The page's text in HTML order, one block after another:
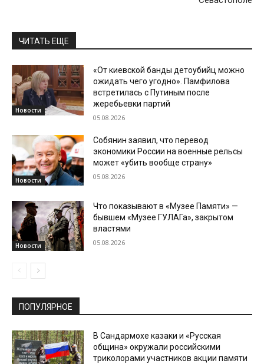
ЧИТАТЬ ЕЩЕ
Новости
«От киевской банды детоубийц можно
ожидать чего угодно». Памфилова
встретилась с Путиным после
жеребьевки партий
05.08.2026
Новости
Собянин заявил, что перевод
экономики России на военные рельсы
может «убить вообще страну»
05.08.2026
Новости
Что показывают в «Музее Памяти» —
бывшем «Музее ГУЛАГа», закрытом
властями
05.08.2026
ПОПУЛЯРНОЕ
В Сандармохе казаки и «Русская
община» окружали российскими
триколорами участников акции памяти